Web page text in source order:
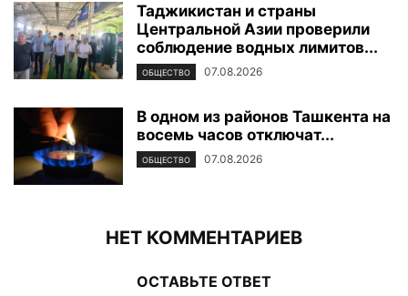
Таджикистан и страны
Центральной Азии проверили
соблюдение водных лимитов...
ОБЩЕСТВО 07.08.2026
В одном из районов Ташкента на
восемь часов отключат...
ОБЩЕСТВО 07.08.2026
НЕТ КОММЕНТАРИЕВ
ОСТАВЬТЕ ОТВЕТ